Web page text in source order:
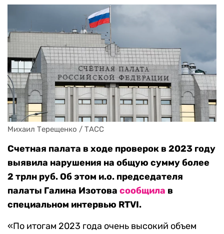
Михаил Терещенко / ТАСС
Счетная палата в ходе проверок в 2023 году
выявила нарушения на общую сумму более
2 трлн руб. Об этом и.о. председателя
палаты Галина Изотова сообщила в
специальном интервью RTVI.
«По итогам 2023 года очень высокий объем